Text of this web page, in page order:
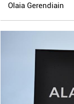
Olaia Gerendiain